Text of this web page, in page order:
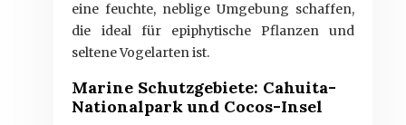
eine feuchte, neblige Umgebung schaffen,
die ideal für epiphytische Pflanzen und
seltene Vogelarten ist.
Marine Schutzgebiete: Cahuita-
Nationalpark und Cocos-Insel